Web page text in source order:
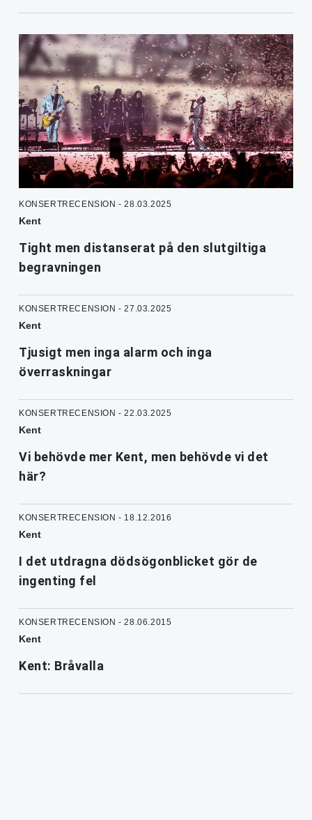
KONSERTRECENSION - 28.03.2025
Kent
Tight men distanserat på den slutgiltiga
begravningen
KONSERTRECENSION - 27.03.2025
Kent
Tjusigt men inga alarm och inga
överraskningar
KONSERTRECENSION - 22.03.2025
Kent
Vi behövde mer Kent, men behövde vi det
här?
KONSERTRECENSION - 18.12.2016
Kent
I det utdragna dödsögonblicket gör de
ingenting fel
KONSERTRECENSION - 28.06.2015
Kent
Kent: Bråvalla